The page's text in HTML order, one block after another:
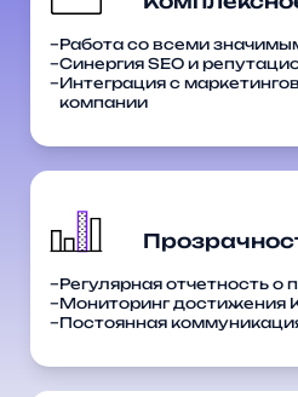
Работа со всеми
Синергия SEO и
Интеграция с
компании
Регулярная отчетность о
Мониторинг достижения
Постоянная